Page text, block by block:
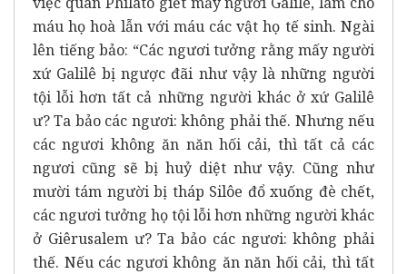
máu họ hoà lẫn với máu các vật họ tế sinh. Ngài
lên tiếng bảo: “Các ngươi tưởng rằng mấy người
xứ Galilê bị ngược đãi như vậy là những người
tội lỗi hơn tất cả những người khác ở xứ Galilê
ư? Ta bảo các ngươi: không phải thế. Nhưng nếu
các ngươi không ăn năn hối cải, thì tất cả các
ngươi cũng sẽ bị huỷ diệt như vậy. Cũng như
mười tám người bị tháp Silôe đổ xuống đè chết,
các ngươi tưởng họ tội lỗi hơn những người khác
ở Giêrusalem ư? Ta bảo các ngươi: không phải
thế. Nếu các ngươi không ăn năn hối cải, thì tất